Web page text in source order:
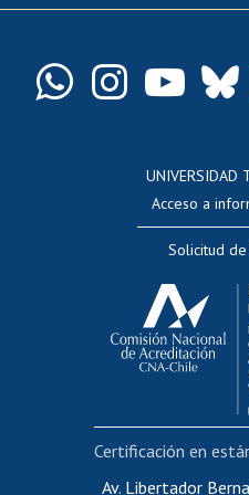
Cursos
Bienestar
Portal de
UNIVERSIDAD
Acceso a
Solicitud
Av. Libertador
Certificación en